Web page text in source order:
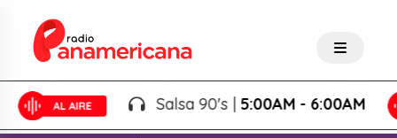
Salsa 90's |5:00AM - 6:00AM